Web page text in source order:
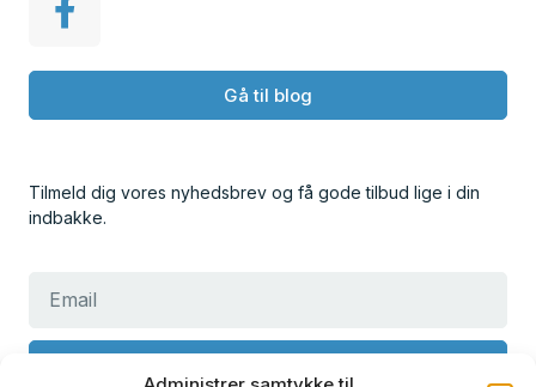
Gå til blog
Tilmeld dig vores nyhedsbrev og få gode tilbud lige i din
indbakke.